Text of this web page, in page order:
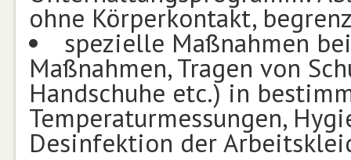
ohne Körperkontakt,
spezielle Maßnahmen
Maßnahmen, Tragen von
Handschuhe etc.) in
Temperaturmessungen,
Desinfektion der